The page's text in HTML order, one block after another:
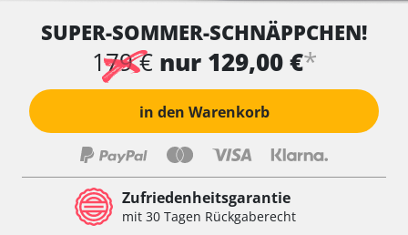
SUPER-SOMMER-SCHNÄPPCHEN!
179 € nur 129,00 €*
in den Warenkorb
Zufriedenheitsgarantie
mit 30 Tagen Rückgaberecht